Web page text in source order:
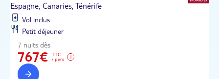
Espagne, Canaries, Ténérife
Vol inclus
Petit déjeuner
7 nuits dès
767€
TTC
/ pers.